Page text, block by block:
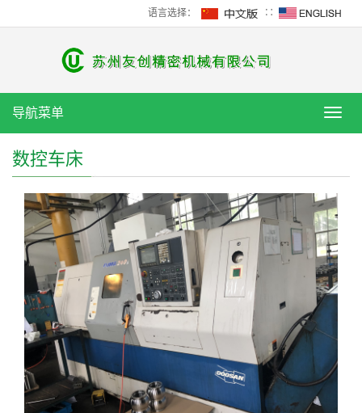
语言选择： ∷
导
导航菜单
数控车床